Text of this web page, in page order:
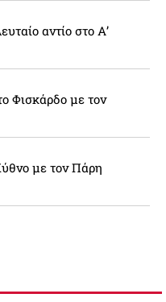
αντίο στο Α’
Φισκάρδο με τον
με τον Πάρη